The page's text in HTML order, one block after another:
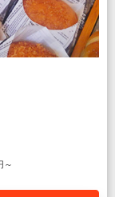
～